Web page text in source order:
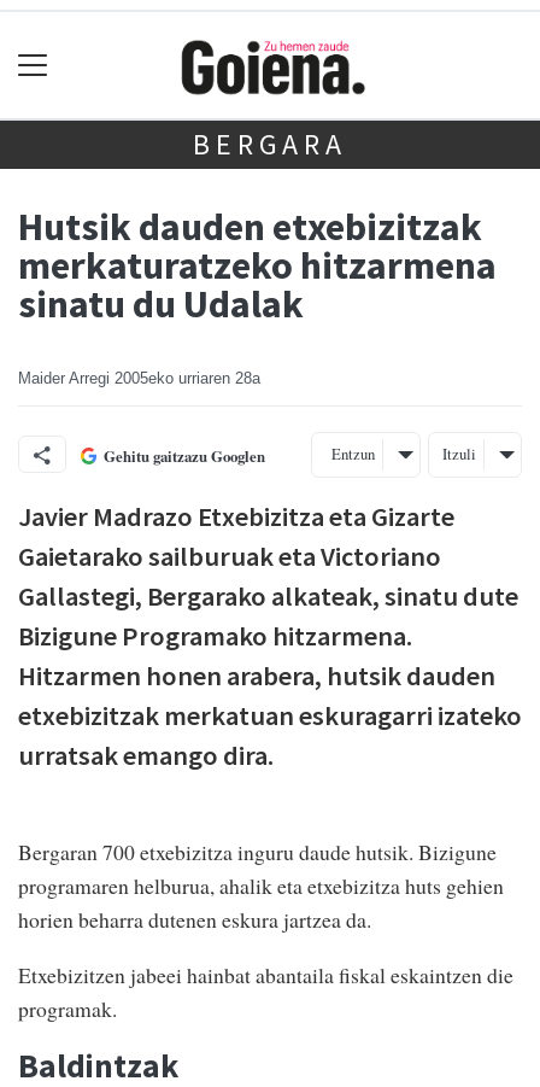
BERGARA
Hutsik dauden etxebizitzak
merkaturatzeko hitzarmena
sinatu du Udalak
Maider Arregi 2005eko urriaren 28a
Gehitu gaitzazu Googlen Entzun Itzuli
Javier Madrazo Etxebizitza eta Gizarte
Gaietarako sailburuak eta Victoriano
Gallastegi, Bergarako alkateak, sinatu dute
Bizigune Programako hitzarmena.
Hitzarmen honen arabera, hutsik dauden
etxebizitzak merkatuan eskuragarri izateko
urratsak emango dira.
Bergaran 700 etxebizitza inguru daude hutsik. Bizigune
programaren helburua, ahalik eta etxebizitza huts gehien
horien beharra dutenen eskura jartzea da.
Etxebizitzen jabeei hainbat abantaila fiskal eskaintzen die
programak.
Baldintzak